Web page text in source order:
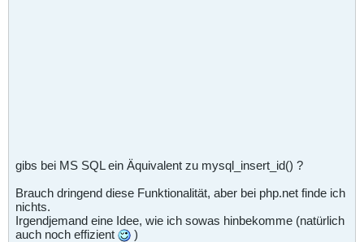
gibs bei MS SQL ein Äquivalent zu mysql_insert_id() ?
Brauch dringend diese Funktionalität, aber bei php.net finde ich
nichts.
Irgendjemand eine Idee, wie ich sowas hinbekomme (natürlich
auch noch effizient
)